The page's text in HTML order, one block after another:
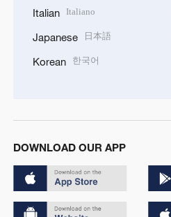
Italian Italiano
Japanese 日本語
Korean 한국어
DOWNLOAD OUR APP